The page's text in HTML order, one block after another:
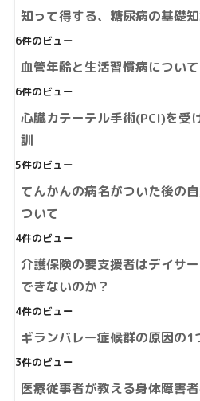
知って得する、糖尿病の基礎
6件のビュー
血管年齢と生活習慣病について
6件のビュー
心臓カテーテル手術(PCI)を受
訓
5件のビュー
てんかんの病名がついた後の
ついて
4件のビュー
介護保険の要支援者はデイサ
できないのか？
4件のビュー
ギランバレー症候群の原因の1
3件のビュー
医療従事者が教える身体障害